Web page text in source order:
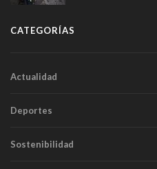
CATEGORÍAS
Actualidad
Deportes
Sostenibilidad